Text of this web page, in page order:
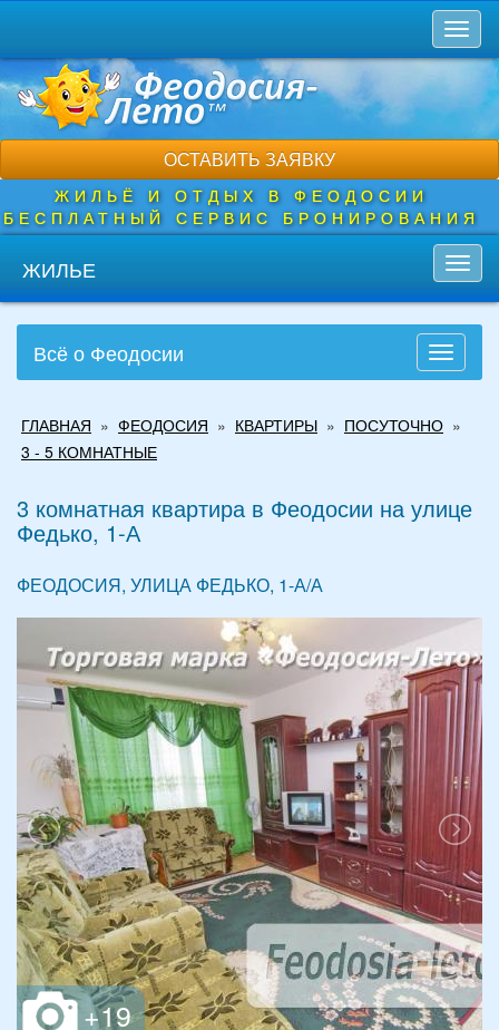
основному
содержанию
ОСТАВИТЬ ЗАЯВКУ
ЖИЛЬЁ И ОТДЫХ В ФЕОДОСИИ
БЕСПЛАТНЫЙ СЕРВИС БРОНИРОВАНИЯ
ЖИЛЬЕ
Toggle
Всё о Феодосии
здесь
ГЛАВНАЯ » ФЕОДОСИЯ » КВАРТИРЫ » ПОСУТОЧНО »
3 - 5 КОМНАТНЫЕ
3 комнатная квартира в Феодосии на улице
Федько, 1-А
ФЕОДОСИЯ, УЛИЦА ФЕДЬКО, 1-А/А